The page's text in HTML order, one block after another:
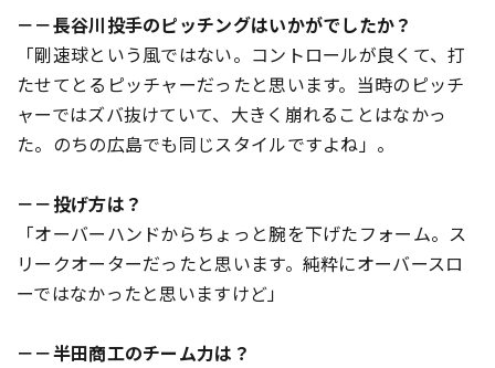
－－長谷川投手のピッチングはいかがでしたか？
「剛速球という風ではない。コントロールが良くて、打
たせてとるピッチャーだったと思います。当時のピッチ
ャーではズバ抜けていて、大きく崩れることはなかっ
た。のちの広島でも同じスタイルですよね」。
－－投げ方は？
「オーバーハンドからちょっと腕を下げたフォーム。ス
リークオーターだったと思います。純粋にオーバースロ
ーではなかったと思いますけど」
－－半田商工のチーム力は？